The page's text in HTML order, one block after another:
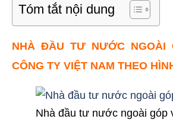
Tóm tắt nội dung
NHÀ ĐẦU TƯ NƯỚC NGOÀI
CÔNG TY VIỆT NAM THEO
Nhà đầu tư nước ngoài góp